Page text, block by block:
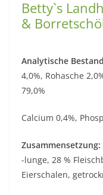
Betty`s
&
Analytische
4,0%, Rohasche
79,0%
Calcium 0,4%,
Zusammensetzung:
-lunge, 28 %
Eierschalen,